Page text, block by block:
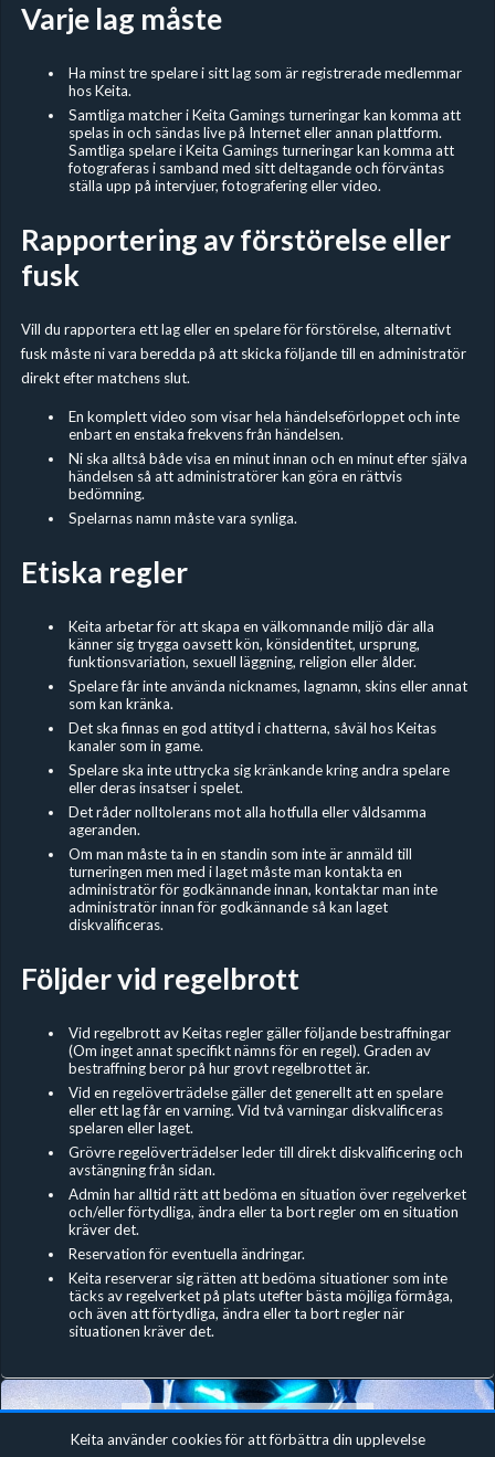
Varje lag måste
Ha minst tre spelare i sitt lag som är registrerade medlemmar
hos Keita.
Samtliga matcher i Keita Gamings turneringar kan komma att
spelas in och sändas live på Internet eller annan plattform.
Samtliga spelare i Keita Gamings turneringar kan komma att
fotograferas i samband med sitt deltagande och förväntas
ställa upp på intervjuer, fotografering eller video.
Rapportering av förstörelse eller
fusk
Vill du rapportera ett lag eller en spelare för förstörelse, alternativt
fusk måste ni vara beredda på att skicka följande till en administratör
direkt efter matchens slut.
En komplett video som visar hela händelseförloppet och inte
enbart en enstaka frekvens från händelsen.
Ni ska alltså både visa en minut innan och en minut efter själva
händelsen så att administratörer kan göra en rättvis
bedömning.
Spelarnas namn måste vara synliga.
Etiska regler
Keita arbetar för att skapa en välkomnande miljö där alla
känner sig trygga oavsett kön, könsidentitet, ursprung,
funktionsvariation, sexuell läggning, religion eller ålder.
Spelare får inte använda nicknames, lagnamn, skins eller annat
som kan kränka.
Det ska finnas en god attityd i chatterna, såväl hos Keitas
kanaler som in game.
Spelare ska inte uttrycka sig kränkande kring andra spelare
eller deras insatser i spelet.
Det råder nolltolerans mot alla hotfulla eller våldsamma
ageranden.
Om man måste ta in en standin som inte är anmäld till
turneringen men med i laget måste man kontakta en
administratör för godkännande innan, kontaktar man inte
administratör innan för godkännande så kan laget
diskvalificeras.
Följder vid regelbrott
Vid regelbrott av Keitas regler gäller följande bestraffningar
(Om inget annat specifikt nämns för en regel). Graden av
bestraffning beror på hur grovt regelbrottet är.
Vid en regelöverträdelse gäller det generellt att en spelare
eller ett lag får en varning. Vid två varningar diskvalificeras
spelaren eller laget.
Grövre regelöverträdelser leder till direkt diskvalificering och
avstängning från sidan.
Admin har alltid rätt att bedöma en situation över regelverket
och/eller förtydliga, ändra eller ta bort regler om en situation
kräver det.
Reservation för eventuella ändringar.
Keita reserverar sig rätten att bedöma situationer som inte
täcks av regelverket på plats utefter bästa möjliga förmåga,
och även att förtydliga, ändra eller ta bort regler när
situationen kräver det.
Fortnite Zone War Duos #4
Keita använder cookies för att förbättra din upplevelse